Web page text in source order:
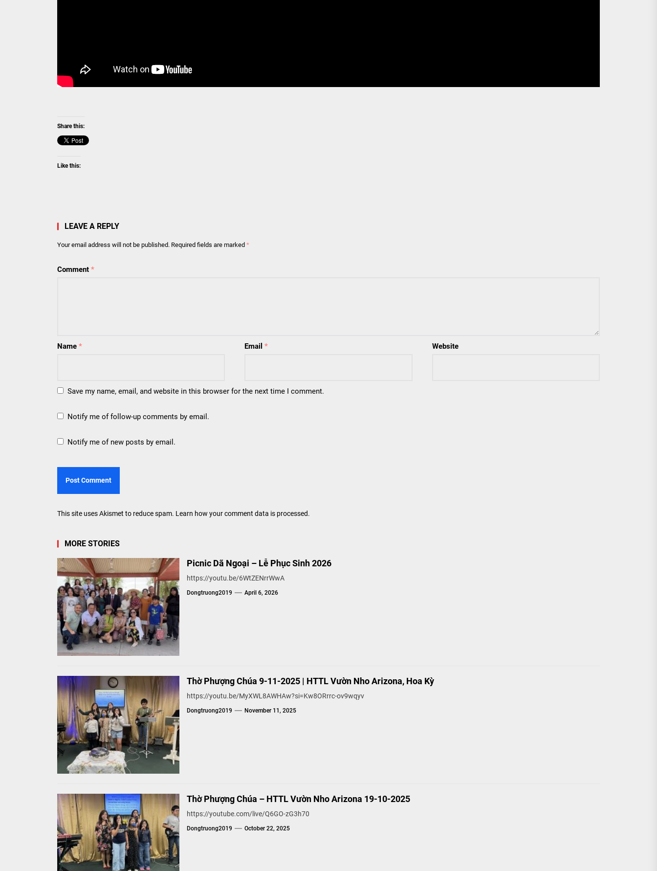
Share this:
Like this:
LEAVE A REPLY
Your email address will not be published. Required fields are marked *
Comment *
Name * Email* Website
Save my name, email, and website in this browser for the next time I comment.
Notify me of follow-up comments by email.
Notify me of new posts by email.
This site uses Akismet to reduce spam. Learn how your comment data is processed.
MORE STORIES
Picnic Dã Ngoại – Lễ Phục Sinh 2026
https://youtu.be/6WtZENrrWwA
Dongtruong2019 April 6, 2026
Thờ Phượng Chúa 9-11-2025 | HTTL Vườn Nho Arizona, Hoa Kỳ
https://youtu.be/MyXWL8AWHAw?si=Kw8ORrrc-ov9wqyv
Dongtruong2019 November 11, 2025
Thờ Phượng Chúa – HTTL Vườn Nho Arizona 19-10-2025
https://youtube.com/live/Q6GO-zG3h70
Dongtruong2019 October 22, 2025